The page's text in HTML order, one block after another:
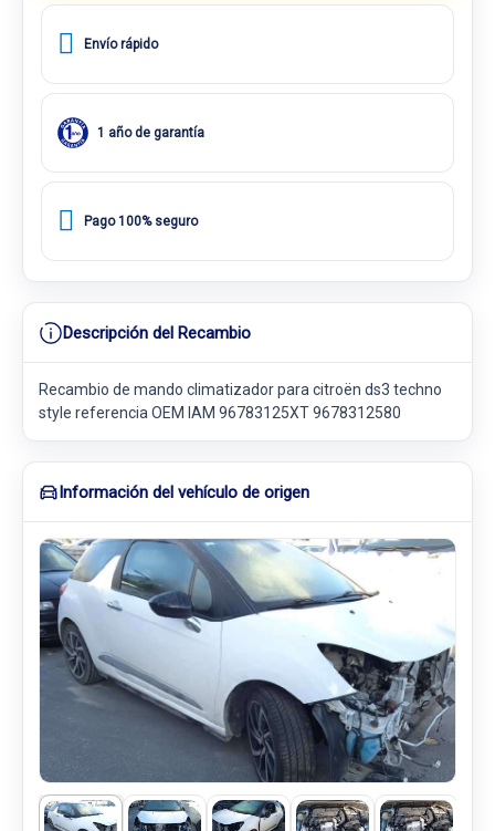
Envío rápido
1 año de garantía
Pago 100% seguro
Descripción del Recambio
Recambio de mando climatizador para citroën ds3 techno
style referencia OEM IAM 96783125XT 9678312580
Información del vehículo de origen